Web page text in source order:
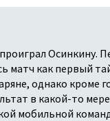
Осинкину.
матч как первый
однако кроме
в какой-то мере
мобильной